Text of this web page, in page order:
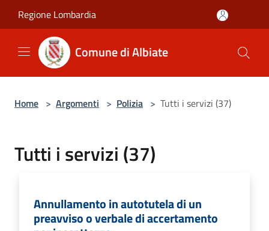
Regione Lombardia
Comune di Albiate
Home > Argomenti > Polizia > Tutti i servizi (37)
Tutti i servizi (37)
Annullamento in autotutela di un
preavviso o verbale di accertamento